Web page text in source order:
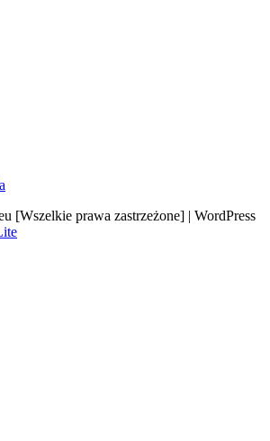
[Wszelkie prawa zastrzeżone] | WordPress